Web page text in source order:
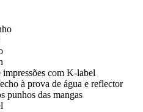
com K-label
à prova de água e reflector
punhos das mangas